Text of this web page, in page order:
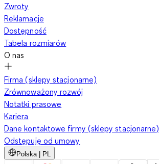
Zwroty
Reklamacje
Dostępność
Tabela rozmiarów
O nas
Firma (sklepy stacjonarne)
Zrównoważony rozwój
Notatki prasowe
Kariera
Dane kontaktowe firmy (sklepy stacjonarne)
Odstępuję od umowy
Polska | PL